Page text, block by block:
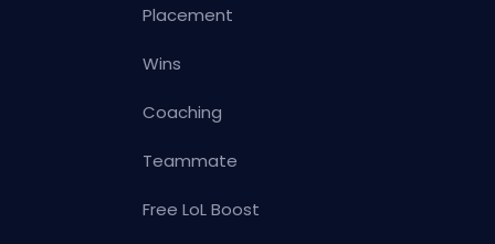
Placement
Wins
Coaching
Teammate
Free LoL Boost